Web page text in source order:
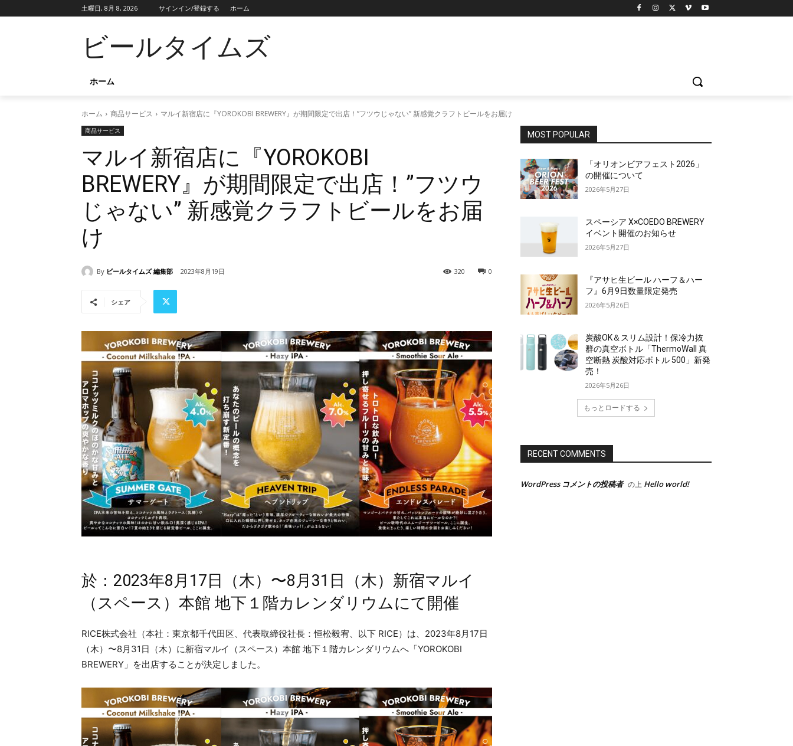
土曜日, 8月 8, 2026 サインイン/登録する ホーム
ビールタイムズ
ホーム
ホーム 商品サービス マルイ新宿店に『YOROKOBI BREWERY』が期間限定で出店！”フツウじゃない” 新感覚クラフトビールをお届け
商品サービス
マルイ新宿店に『YOROKOBI
BREWERY』が期間限定で出店！”フツウ
じゃない” 新感覚クラフトビールをお届
け
By ビールタイムズ 編集部 2023年8月19日 0
320
シェア
於：2023年8月17日（木）〜8月31日（木）新宿マルイ
（スペース）本館 地下１階カレンダリウムにて開催
RICE株式会社（本社：東京都千代田区、代表取締役社長：恒松毅宥、以下 RICE）は、2023年8月17日
（木）〜8月31日（木）に新宿マルイ（スペース）本館 地下１階カレンダリウムへ「YOROKOBI
BREWERY」を出店することが決定しました。
MOST POPULAR
「オリオンビアフェスト2026」
の開催について
2026年5月27日
スペーシア X×COEDO BREWERY
イベント開催のお知らせ
2026年5月27日
『アサヒ生ビール ハーフ＆ハー
フ』6月9日数量限定発売
2026年5月26日
炭酸OK＆スリム設計！保冷力抜
群の真空ボトル「ThermoWall 真
空断熱 炭酸対応ボトル 500」新発
売！
2026年5月26日
もっとロードする
RECENT COMMENTS
WordPress コメントの投稿者 の上 Hello world!